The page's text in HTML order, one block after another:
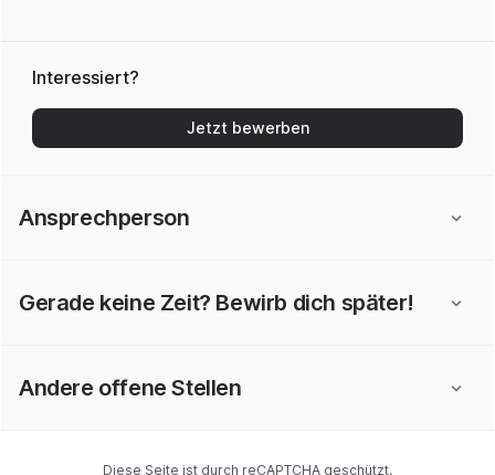
Interessiert?
Jetzt bewerben
Ansprechperson
Gerade keine Zeit? Bewirb dich später!
Andere offene Stellen
Diese Seite ist durch reCAPTCHA geschützt.